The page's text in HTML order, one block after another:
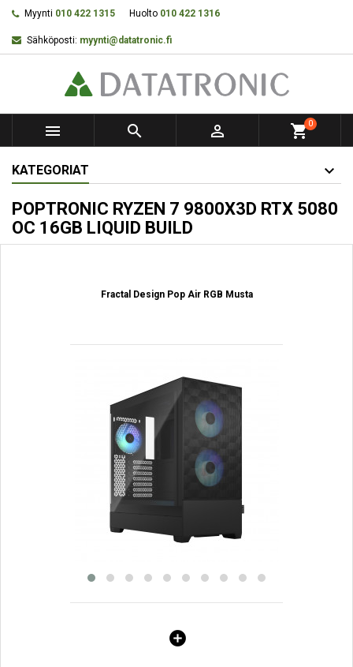
Myynti 010 422 1315 Huolto 010 422 1316
Sähköposti: myynti@datatronic.fi
   shopping_cart0
KATEGORIAT
POPTRONIC RYZEN 7 9800X3D RTX 5080
OC 16GB LIQUID BUILD
Fractal Design Pop Air RGB Musta